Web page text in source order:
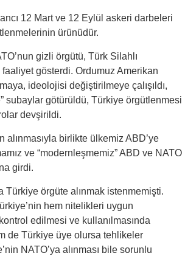
12 Mart ve 12 Eylül askeri darbeleri
ürünüdür.
gizli örgütü, Türk Silahlı
gösterdi. Ordumuz Amerikan
ideolojisi değiştirilmeye çalışıldı,
subaylar götürüldü, Türkiye örgütlenmesi
devşirildi.
alınmasıyla birlikte ülkemiz ABD’ye
ve “modernleşmemiz” ABD ve NATO
girdi.
Türkiye örgüte alınmak istenmemişti.
hem nitelikleri uygun
edilmesi ve kullanılmasında
de Türkiye üye olursa tehlikeler
NATO’ya alınması bile sorunlu